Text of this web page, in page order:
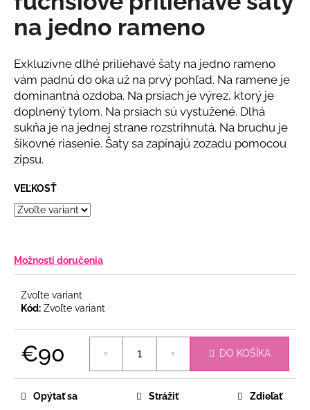
hviezdičiek.
na jedno rameno
Exkluzívne dlhé priliehavé šaty na jedno rameno
vám padnú do oka už na prvý pohľad. Na ramene je
dominantná ozdoba. Na prsiach je výrez, ktorý je
doplnený tylom. Na prsiach sú vystužené. Dlhá
sukňa je na jednej strane rozstrihnutá. Na bruchu je
šikovné riasenie. Šaty sa zapínajú zozadu pomocou
zipsu.
VEĽKOSŤ
Možnosti doručenia
Zvoľte variant
Kód: Zvoľte variant
€90 DO KOŠÍKA
Opýtať sa Strážiť Zdieľať
m
RUŽOVÝ
KOMPLET
S
KVETINOU
€108